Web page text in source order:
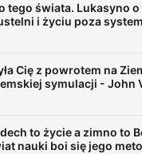
tego świata. Lukasyno
i życiu poza
Cię z powrotem na
symulacji - John
to życie a zimno to
nauki boi się jego